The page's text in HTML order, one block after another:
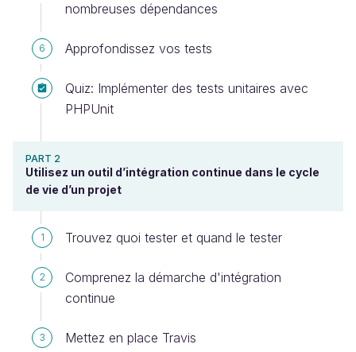
nombreuses dépendances
6 Approfondissez vos tests
Quiz: Implémenter des tests unitaires avec
PHPUnit
PART 2
Utilisez un outil d’intégration continue dans le cycle
de vie d’un projet
1 Trouvez quoi tester et quand le tester
2
Comprenez la démarche d'intégration
continue
3 Mettez en place Travis